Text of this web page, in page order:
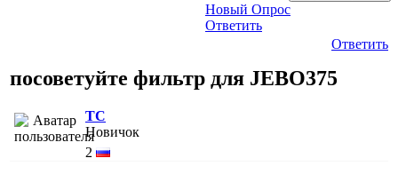
Новый Опрос
Ответить
Ответить
посоветуйте фильтр для JEBO375
ТС
Новичок
2